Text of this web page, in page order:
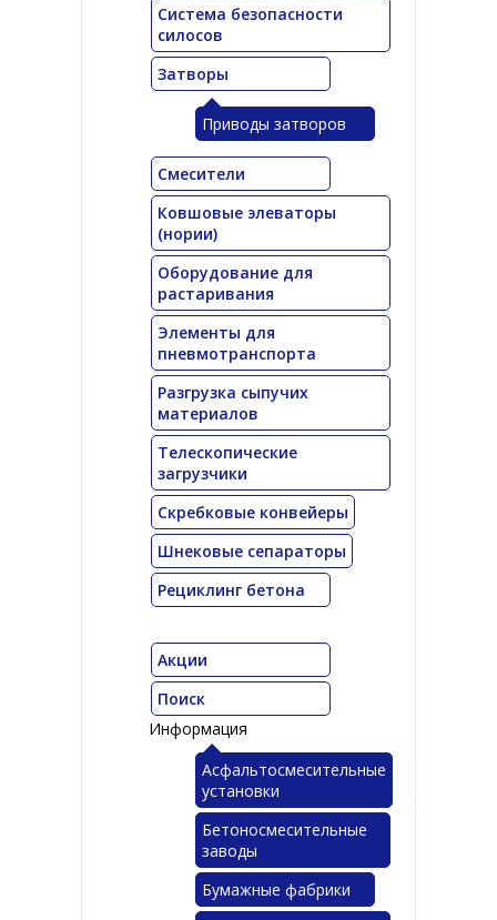
Система безопасности
силосов
Затворы
Приводы затворов
Смесители
Ковшовые элеваторы
(нории)
Оборудование для
растаривания
Элементы для
пневмотранспорта
Разгрузка сыпучих
материалов
Телескопические
загрузчики
Скребковые конвейеры
Шнековые сепараторы
Рециклинг бетона
Акции
Поиск
Информация
Асфальтосмесительные
установки
Бетоносмесительные
заводы
Бумажные фабрики